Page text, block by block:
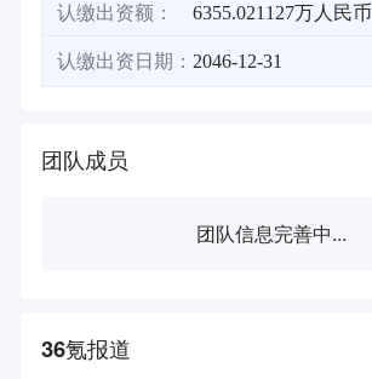
认缴出资额： 6355.021127万人民币
认缴出资日期： 2046-12-31
团队成员
团队信息完善中...
36氪报道